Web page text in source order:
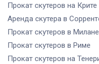
Прокат скутеров на Крите
Аренда скутера в
Прокат скутеров в Милане
Прокат скутеров в Риме
Прокат скутеров на